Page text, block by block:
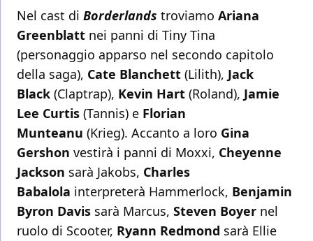
Nel cast di Borderlands troviamo Ariana
Greenblatt nei panni di Tiny Tina
(personaggio apparso nel secondo capitolo
della saga), Cate Blanchett (Lilith), Jack
Black (Claptrap), Kevin Hart (Roland), Jamie
Lee Curtis (Tannis) e Florian
Munteanu (Krieg). Accanto a loro Gina
Gershon vestirà i panni di Moxxi, Cheyenne
Jackson sarà Jakobs, Charles
Babalola interpreterà Hammerlock, Benjamin
Byron Davis sarà Marcus, Steven Boyer nel
ruolo di Scooter, Ryann Redmond sarà Ellie